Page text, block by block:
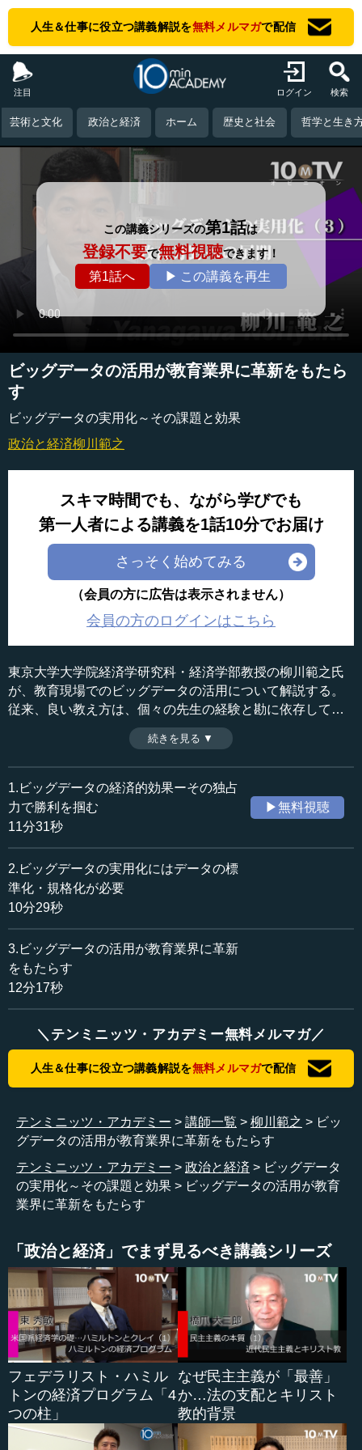
人生＆仕事に役立つ講義解説を無料メルマガで配信
注目 ログイン 検索
芸術と文化 政治と経済 ホーム 歴史と社会 哲学と生き
この講義シリーズの第1話は
登録不要で無料視聴できます！
第1話へ ▶ この講義を再生
ビッグデータの活用が教育業界に革新をもたら
す
ビッグデータの実用化～その課題と効果
政治と経済柳川範之
スキマ時間でも、ながら学びでも
第一人者による講義を1話10分でお届け
さっそく始めてみる
（会員の方に広告は表示されません）
会員の方のログインはこちら
東京大学大学院経済学研究科・経済学部教授の柳川範之氏
が、教育現場でのビッグデータの活用について解説する。
従来、良い教え方は、個々の先生の経験と勘に依存してき
た。子どものタブレット学習を通じて、学習プロセス自体
がビッグデータ化されれば、教え方だけでなく、テキスト
やアプリの改善も可能になる。（全3話中第3話)
収録日：2017年6月29日
追加日：2017年8月6日
カテゴリー：
ビジネス・経営
≪全文≫
●データと学習プロセスは、先生の頭の中だけで完結
ビッグデータを用いたビジネスチャンスは、今後多様な
形で登場するでしょう。私が最近目にして、面白い、発展
性があると思っているのは、教育分野です。教育はITや
わろうとしています。特に重要なパーツになるのは、ビッ
グデータを活用した教育の革新・改善です。
どのように教えれば子どもが分かるようになるか、子ど
伝統的には、各先生の経験に基いて培われてきました。ベ
テランの先生は、子どもがつまずくところをよく分かって
いるため、適切な教え方ができます。間違ったり、悩んで
いる子どもがいれば、適切なアドバイスをすることができ
るということです。こうしたことは、ベテランの先生の長
方を工夫しているのです。非常にプリミティブな形です
が、データに基づいて、個々の先生が教え方を工夫し、そ
の中で教え方がうまい先生は良い先生だと評価されてきま
した。
つまり、データと学習のプロセスは、先生の頭の中だけ
で完結しており、かなり属人的にデータが処理されてきた
のです。もちろん、先生同士で教え方についてディスカッ
ションをしたり、先輩教の先生が後輩の先生に教え方をア
ドバイスすることもあるでしょう。それにしても、教え方
は属人的なものでした。この意味で、情報やデータはもっ
続きを見る ▼
1.ビッグデータの経済的効果ーその独占
力で勝利を掴む
11分31秒
▶無料視聴
2.ビッグデータの実用化にはデータの標
準化・規格化が必要
10分29秒
3.ビッグデータの活用が教育業界に革新
をもたらす
12分17秒
＼テンミニッツ・アカデミー無料メルマガ／
人生＆仕事に役立つ講義解説を無料メルマガで配信
テンミニッツ・アカデミー 講師一覧 柳川範之
ビッ
グデータの活用が教育業界に革新をもたらす
テンミニッツ・アカデミー
政治と経済
ビッグデータ
の実用化～その課題と効果
ビッグデータの活用が教育
業界に革新をもたらす
「政治と経済」でまず見るべき講義シリーズ
フェデラリスト・ハミル
トンの経済プログラム「4
つの柱」
なぜ民主主義が「最善」
か…法の支配とキリスト
教的背景